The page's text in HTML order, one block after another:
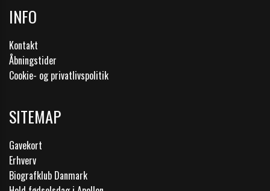
INFO
Kontakt
Åbningstider
Cookie- og privatlivspolitik
SITEMAP
Gavekort
Erhverv
Biografklub Danmark